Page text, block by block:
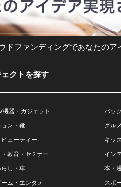
ドファンディングであなたの
ェクトを探す
機器・ガジェット バッ
ョン・靴 グル
ビューティー キッ
・教育・セミナー イン
らし・車 本・
ム・エンタメ スポ